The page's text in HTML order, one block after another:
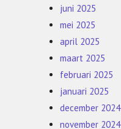
juni 2025
mei 2025
april 2025
maart 2025
februari 2025
januari 2025
december 2024
november 2024